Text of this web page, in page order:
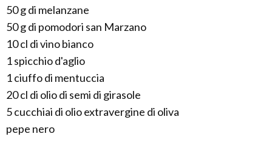
50 g di melanzane
50 g di pomodori san Marzano
10 cl di vino bianco
1 spicchio d'aglio
1 ciuffo di mentuccia
20 cl di olio di semi di girasole
5 cucchiai di olio extravergine di oliva
pepe nero